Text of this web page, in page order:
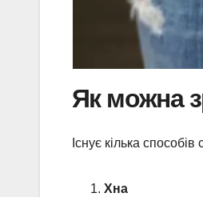
Як можна
Існує кілька
Хна